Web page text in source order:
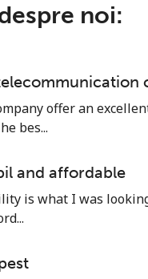
parola →
noi:
offer an
bes...
and affordable
is what I was